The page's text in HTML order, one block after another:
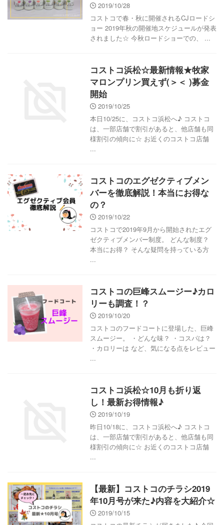
2019/10/28
コストコで春・秋に開催されるCJロードシ
ョー 2019年秋の開催地スケジュールが発表
されました☆ 今秋ロードショーでの、 ...
コストコ浜松☆最新情報★牧家
マロンプリン買えず(＞＜ )募金
開始
2019/10/25
本日10/25に、コストコ浜松へ♪ コストコ
は、一部店舗で割引があると、他店舗も同
様割引の傾向に☆ お近くのコストコ店舗
...
コストコのエグゼクティブメン
バーを徹底解説！本当にお得な
の？
2019/10/22
コストコで2019年9月から開始されたエグ
ゼクティブメンバー制度。 どんな制度？
本当にお得？ そんな疑問を持っている方
...
コストコの巨峰スムージー♪カロ
リーも調査！？
2019/10/20
コストコのフードコートに登場した、巨峰
スムージー。 ・どんな味？ ・コスパは？
・カロリーは など、気になる点をレビュー
...
コストコ浜松☆10月も折り返
し！最新お得情報♪
2019/10/19
昨日10/18に、コストコ浜松へ♪ コストコ
は、一部店舗で割引があると、他店舗も同
様割引の傾向に☆ お近くのコストコ店舗
...
【最新】コストコのチラシ2019
年10月号が来た♪内容を大紹介☆
2019/10/15